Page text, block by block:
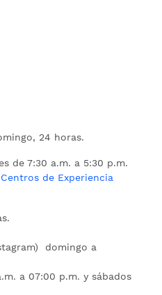
24 horas.
de 7:30 a.m. a 5:30 p.m.
Centros de Experiencia
domingo a
a 07:00 p.m. y sábados